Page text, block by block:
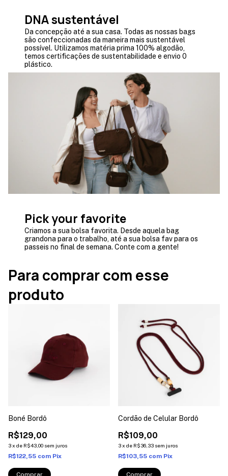
DNA sustentável
Da concepção até a sua casa. Todas as nossas bags
são confeccionadas da maneira mais sustentável
possível. Utilizamos matéria prima 100% algodão,
temos certificações de sustentabilidade e envio 0
plástico.
Pick your favorite
Criamos a sua bolsa favorita. Desde aquela bag
grandona para o trabalho, até a sua bolsa fav para os
passeis no final de semana. Conte com a gente!
Para comprar com esse
produto
Boné Bordô
R$129,00
3x de R$43,00 sem juros
R$122,55 com Pix
Cordão de Celular Bordô
R$109,00
3x de R$36,33 sem juros
R$103,55 com Pix